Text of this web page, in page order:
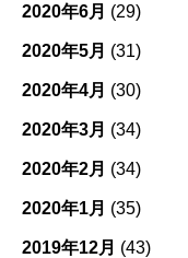
2020年6月 (29)
2020年5月 (31)
2020年4月 (30)
2020年3月 (34)
2020年2月 (34)
2020年1月 (35)
2019年12月 (43)